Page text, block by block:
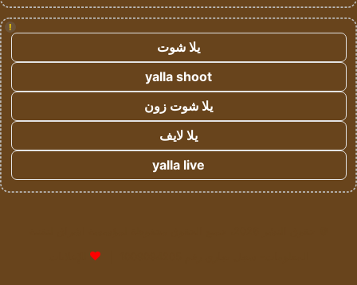
!
يلا شوت
yalla shoot
يلا شوت زون
يلا لايف
yalla live